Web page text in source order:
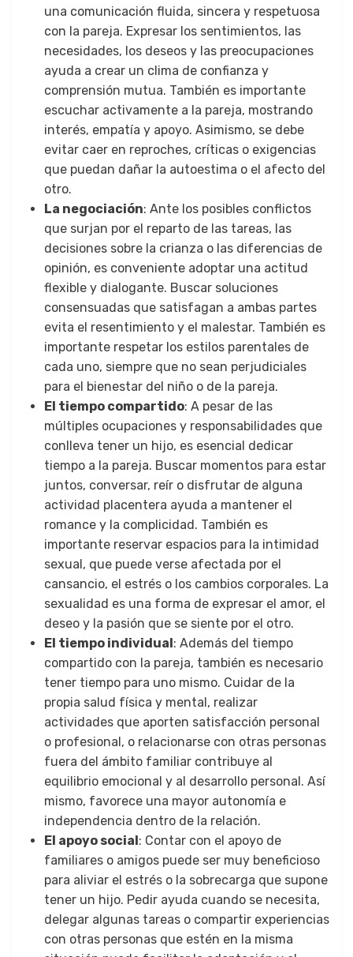
una comunicación fluida, sincera y respetuosa
con la pareja. Expresar los sentimientos, las
necesidades, los deseos y las preocupaciones
ayuda a crear un clima de confianza y
comprensión mutua. También es importante
escuchar activamente a la pareja, mostrando
interés, empatía y apoyo. Asimismo, se debe
evitar caer en reproches, críticas o exigencias
que puedan dañar la autoestima o el afecto del
otro.
La negociación: Ante los posibles conflictos
que surjan por el reparto de las tareas, las
decisiones sobre la crianza o las diferencias de
opinión, es conveniente adoptar una actitud
flexible y dialogante. Buscar soluciones
consensuadas que satisfagan a ambas partes
evita el resentimiento y el malestar. También es
importante respetar los estilos parentales de
cada uno, siempre que no sean perjudiciales
para el bienestar del niño o de la pareja.
El tiempo compartido: A pesar de las
múltiples ocupaciones y responsabilidades que
conlleva tener un hijo, es esencial dedicar
tiempo a la pareja. Buscar momentos para estar
juntos, conversar, reír o disfrutar de alguna
actividad placentera ayuda a mantener el
romance y la complicidad. También es
importante reservar espacios para la intimidad
sexual, que puede verse afectada por el
cansancio, el estrés o los cambios corporales. La
sexualidad es una forma de expresar el amor, el
deseo y la pasión que se siente por el otro.
El tiempo individual: Además del tiempo
compartido con la pareja, también es necesario
tener tiempo para uno mismo. Cuidar de la
propia salud física y mental, realizar
actividades que aporten satisfacción personal
o profesional, o relacionarse con otras personas
fuera del ámbito familiar contribuye al
equilibrio emocional y al desarrollo personal. Así
mismo, favorece una mayor autonomía e
independencia dentro de la relación.
El apoyo social: Contar con el apoyo de
familiares o amigos puede ser muy beneficioso
para aliviar el estrés o la sobrecarga que supone
tener un hijo. Pedir ayuda cuando se necesita,
delegar algunas tareas o compartir experiencias
con otras personas que estén en la misma